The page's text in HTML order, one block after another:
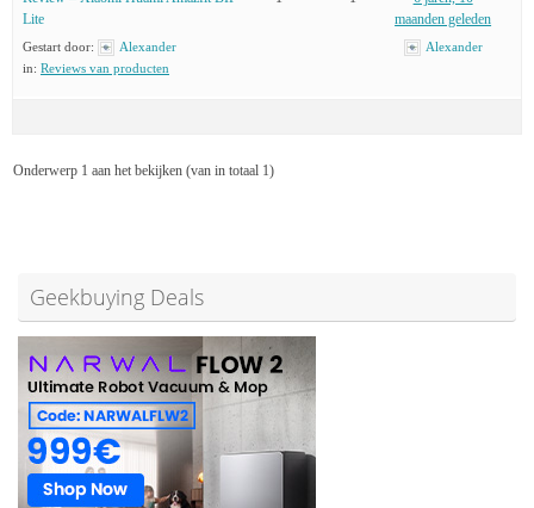
Lite
Gestart door:
Alexander
in: Reviews van producten
maanden geleden
Alexander
Onderwerp 1 aan het bekijken (van in totaal 1)
Geekbuying Deals